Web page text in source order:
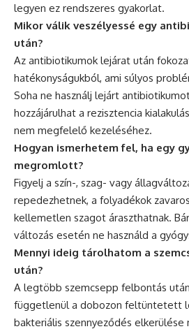
legyen ez rendszeres gyakorlat.
Mikor válik veszélyessé egy
után?
Az antibiotikumok lejárat után
hatékonyságukból, ami súlyos
Soha ne használj lejárt
hozzájárulhat a rezisztencia
nem megfelelő kezeléséhez.
Hogyan ismerhetem fel, ha egy
megromlott?
Figyelj a szín-, szag- vagy
repedezhetnek, a folyadékok
kellemetlen szagot áraszthatnak.
változás esetén ne használd a
Mennyi ideig tárolhatom a
után?
A legtöbb szemcsepp felbontás
függetlenül a dobozon feltüntetett
bakteriális szennyeződés elkerülése